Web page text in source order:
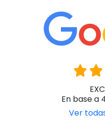
En base a
Ver